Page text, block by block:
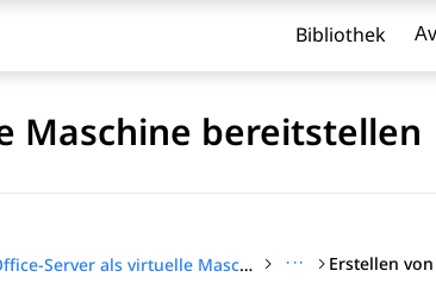
Bibliothek
Maschine bereitstellen
Avaya IP Office-Server als virtuelle Maschine bereitstellen ··· Erstellen